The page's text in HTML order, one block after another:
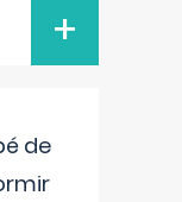
+
de